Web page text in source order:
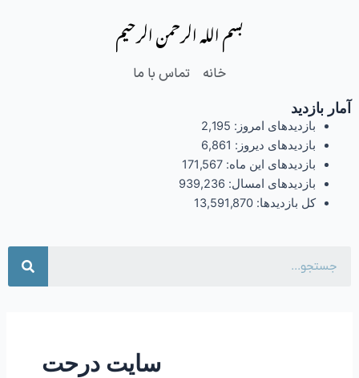
بسم الله الرحمن الرحیم
خانه تماس با ما
آمار بازدید
بازدیدهای امروز: 2,195
بازدیدهای دیروز: 6,861
بازدیدهای این ماه: 171,567
بازدیدهای امسال: 939,236
کل بازدیدها: 13,591,870
سایت درحت